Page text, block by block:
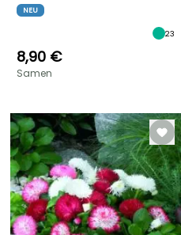
NEU
23
8,90 €
Samen